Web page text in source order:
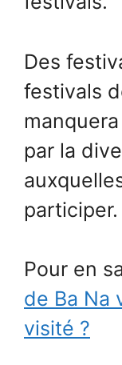
Des
festivals
par la
participer.
Pour en
de Ba Na
visité ?